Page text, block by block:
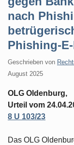
nach
Phishing-
Geschrieben von
August 2025
OLG Oldenburg,
Urteil vom
8 U 103/23
Das OLG